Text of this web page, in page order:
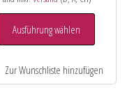
Ausführung wählen